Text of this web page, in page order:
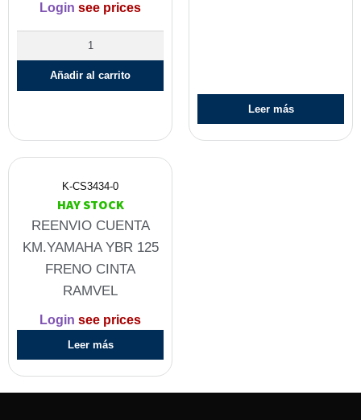
Login see prices
Añadir al carrito
Leer más
K-CS3434-0
HAY STOCK
REENVIO CUENTA
KM.YAMAHA YBR 125
FRENO CINTA
RAMVEL
Login see prices
Leer más